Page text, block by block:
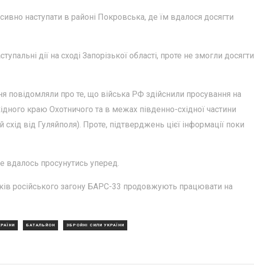
наступати в районі Покровська, де їм вдалося досягти
дії на сході Запорізької області, проте не змогли досягти
повідомляли про те, що війська РФ здійснили просування на
краю Охотничого та в межах південно-східної частини
від Гуляйполя). Проте, підтверджень цієї інформації поки
просунутись уперед.
російського загону БАРС-33 продовжують працювати на
БАТАЛЬЙОН ЗБРОЙНІ СИЛИ УКРАЇНИ